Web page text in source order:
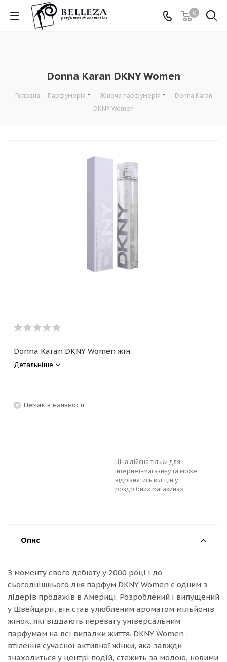
0
Donna Karan DKNY Women
Головна - Парфумерія - Жіноча парфумерія - Donna Karan
DKNY Women
Donna Karan DKNY Women жін.
Детальніше
Немає в наявності
Ціна дійсна тільки для
інтернет-магазину та може
відрізнятись від цін у
роздрібних магазинах.
Опис
З моменту свого дебюту у 2000 році і до
сьогоднішнього дня парфум DKNY Women є одним з
лідерів продажів в Америці. Розроблений і випущений
у Швейцарії, він став улюбленим ароматом мільйонів
жінок, які віддають перевагу універсальним
парфумам на всі випадки життя. DKNY Women -
втілення сучасної активної жінки, яка завжди
знаходиться у центрі подій, стежить за модою, новими